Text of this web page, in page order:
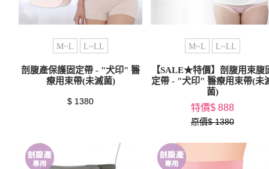
M~L L~LL
剖腹產保護固定帶 - "犬印" 醫
療用束帶(未滅菌)
$ 1380
M~L L~LL
【SALE★特價】剖腹用束腹
定帶 - "犬印" 醫療用束帶(未
菌)
特價$ 888
原價$ 1380